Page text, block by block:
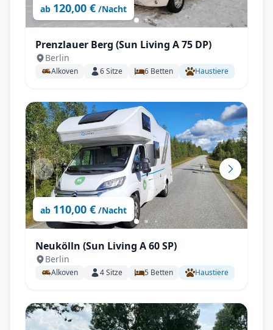
ab 120,00 € /Nacht
Prenzlauer Berg (Sun Living A 75 DP)
Berlin
Alkoven 6Sitze 6 Betten Haustiere
ab 110,00 € /Nacht
Neukölln (Sun Living A 60 SP)
Berlin
Alkoven 4Sitze 5 Betten Haustiere